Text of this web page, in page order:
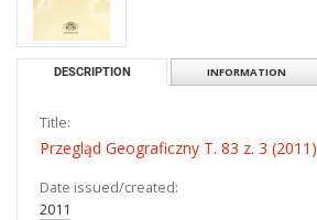
DESCRIPTION INFORMATION
Title:
Przegląd Geograficzny T. 83 z. 3 (2011)
Date issued/created:
2011